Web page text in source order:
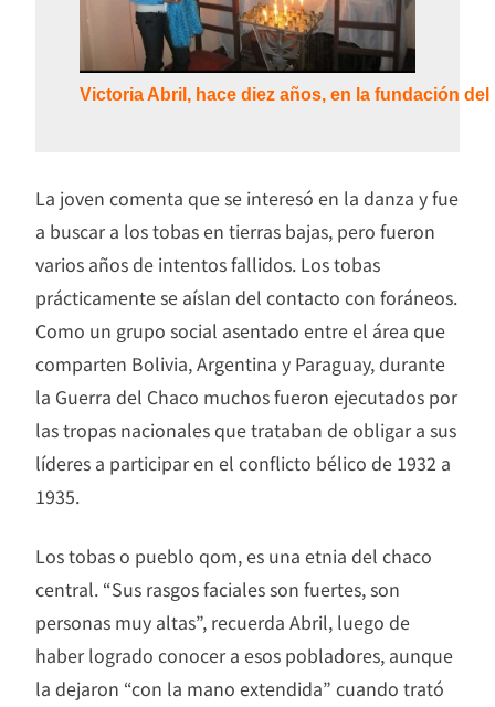
Victoria Abril, hace diez años, en la fundación
La joven comenta que se interesó en la danza y fue
a buscar a los tobas en tierras bajas, pero fueron
varios años de intentos fallidos. Los tobas
prácticamente se aíslan del contacto con foráneos.
Como un grupo social asentado entre el área que
comparten Bolivia, Argentina y Paraguay, durante
la Guerra del Chaco muchos fueron ejecutados por
las tropas nacionales que trataban de obligar a sus
líderes a participar en el conflicto bélico de 1932 a
1935.
Los tobas o pueblo qom, es una etnia del chaco
central. “Sus rasgos faciales son fuertes, son
personas muy altas”, recuerda Abril, luego de
haber logrado conocer a esos pobladores, aunque
la dejaron “con la mano extendida” cuando trató